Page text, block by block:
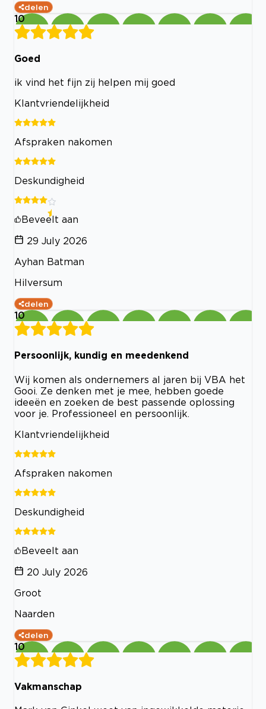
delen
10
Goed
ik vind het fijn zij helpen mij goed
Klantvriendelijkheid
Afspraken nakomen
Deskundigheid
Beveelt aan
29 July 2026
Ayhan Batman
Hilversum
delen
10
Persoonlijk, kundig en meedenkend
Wij komen als ondernemers al jaren bij VBA het
Gooi. Ze denken met je mee, hebben goede
ideeën en zoeken de best passende oplossing
voor je. Professioneel en persoonlijk.
Klantvriendelijkheid
Afspraken nakomen
Deskundigheid
Beveelt aan
20 July 2026
Groot
Naarden
delen
10
Vakmanschap